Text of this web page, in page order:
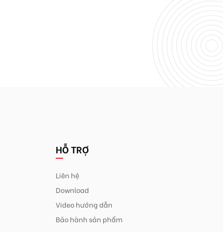
HỖ TRỢ
Liên hệ
Download
Video hướng dẫn
Bảo hành sản phẩm